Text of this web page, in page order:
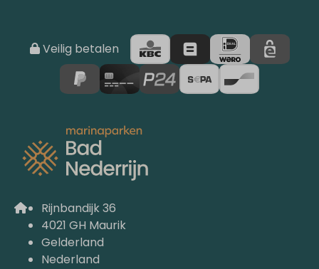
Veilig betalen
Rijnbandijk 36
4021 GH Maurik
Gelderland
Nederland